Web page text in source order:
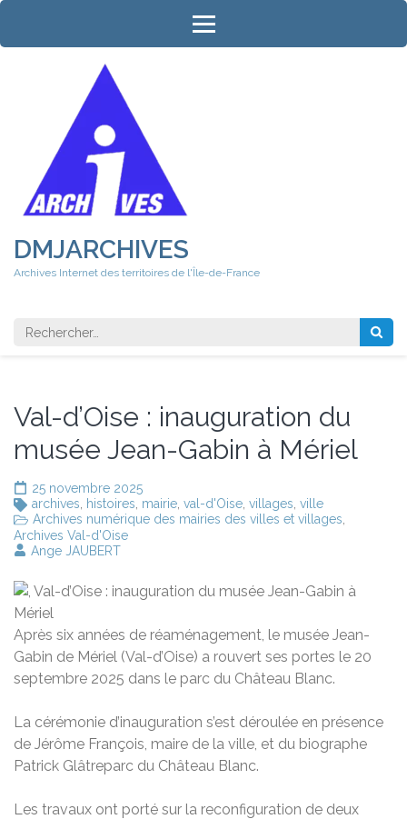
Aller
contenu
DMJARCHIVES
Archives Internet des territoires de l'Île-de-France
Rechercher
Val-d’Oise : inauguration du
musée Jean-Gabin à Mériel
25 novembre 2025
archives
histoires mairie val-d'Oise villages ville
Archives numérique des mairies des villes et villages
Archives Val-d'Oise
Ange JAUBERT
Après six années de réaménagement, le musée Jean-
Gabin de Mériel (Val-d’Oise) a rouvert ses portes le 20
septembre 2025 dans le parc du Château Blanc.
La cérémonie d’inauguration s’est déroulée en présence
de Jérôme François, maire de la ville, et du biographe
Patrick Glâtreparc du Château Blanc .​
Les travaux ont porté sur la reconfiguration de deux